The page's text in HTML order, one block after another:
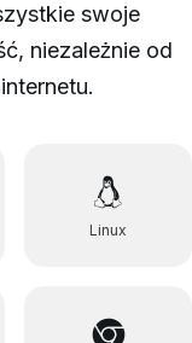
swoje
niezależnie od
Linux